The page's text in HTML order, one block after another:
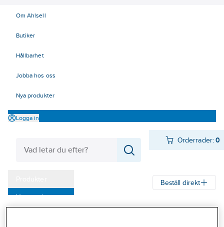
Om Ahlsell
Butiker
Hållbarhet
Jobba hos oss
Nya produkter
Logga in
Orderrader:0
Varumärken
Beställ direkt